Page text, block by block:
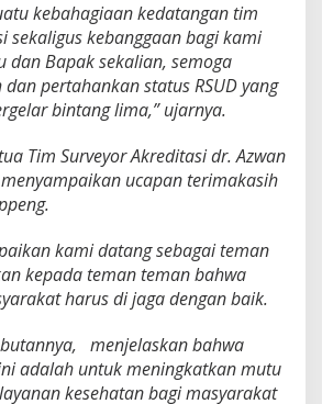
kebahagiaan kedatangan tim
sekaligus kebanggaan bagi kami
dan Bapak sekalian, semoga
pertahankan status RSUD yang
bintang lima,” ujarnya.
Tim Surveyor Akreditasi dr. Azwan
ucapan terimakasih
kami datang sebagai teman
kepada teman teman bahwa
harus di jaga dengan baik.
menjelaskan bahwa
adalah untuk meningkatkan mutu
kesehatan bagi masyarakat